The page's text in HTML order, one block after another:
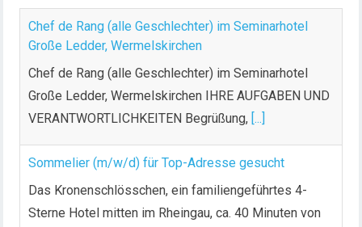
Chef de Rang (alle Geschlechter) im Seminarhotel
Große Ledder, Wermelskirchen
Chef de Rang (alle Geschlechter) im Seminarhotel
Große Ledder, Wermelskirchen IHRE AUFGABEN UND
VERANTWORTLICHKEITEN Begrüßung, [...]
Sommelier (m/w/d) für Top-Adresse gesucht
Das Kronenschlösschen, ein familiengeführtes 4-
Sterne Hotel mitten im Rheingau, ca. 40 Minuten von